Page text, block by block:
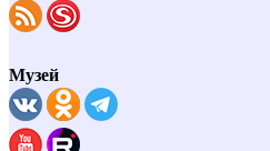
Музей